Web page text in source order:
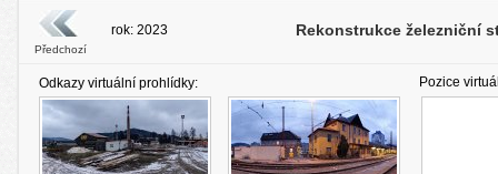
Předchozí
rok: 2023 Rekonstrukce železniční
Odkazy virtuální prohlídky: Pozice